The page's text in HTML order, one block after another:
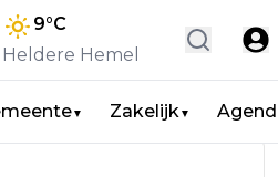
9°C
Heldere Hemel
▼ Zakelijk▼